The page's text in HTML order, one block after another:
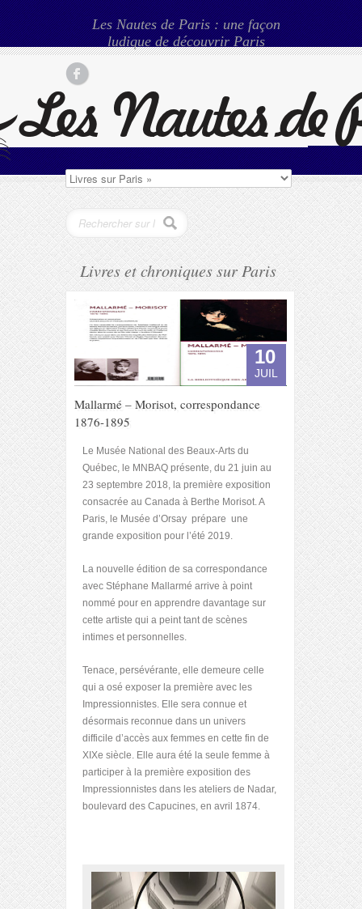
Les Nautes de Paris : une façon
ludique de découvrir Paris
Livres et chroniques sur Paris
10
JUIL
Mallarmé – Morisot, correspondance
1876-1895
Le Musée National des Beaux-Arts du
Québec, le MNBAQ présente, du 21 juin au
23 septembre 2018, la première exposition
consacrée au Canada à Berthe Morisot. A
Paris, le Musée d’Orsay prépare une
grande exposition pour l’été 2019.
La nouvelle édition de sa correspondance
avec Stéphane Mallarmé arrive à point
nommé pour en apprendre davantage sur
cette artiste qui a peint tant de scènes
intimes et personnelles.
Tenace, persévérante, elle demeure celle
qui a osé exposer la première avec les
Impressionnistes. Elle sera connue et
désormais reconnue dans un univers
difficile d’accès aux femmes en cette fin de
XIXe siècle. Elle aura été la seule femme à
participer à la première exposition des
Impressionnistes dans les ateliers de Nadar,
boulevard des Capucines, en avril 1874.